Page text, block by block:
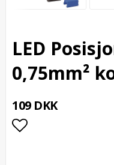
LED
0,75mm²
109 DKK